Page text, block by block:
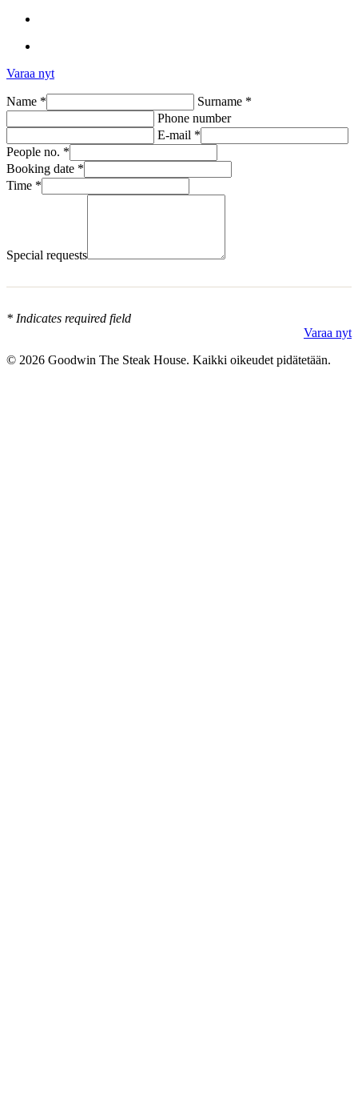
Varaa nyt
Name *
Surname *
Phone number
E-mail *
People no. *
Booking date *
Time *
Special requests
* Indicates required field
Varaa nyt
© 2026 Goodwin The Steak House. Kaikki oikeudet pidätetään.